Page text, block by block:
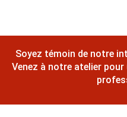
Soyez témoin de notre
Venez à notre atelier